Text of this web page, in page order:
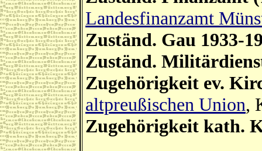
Landesfinanzamt
Zuständ. Gau 1933-
Zuständ.
Zugehörigkeit ev.
altpreußischen Union,
Zugehörigkeit kath.